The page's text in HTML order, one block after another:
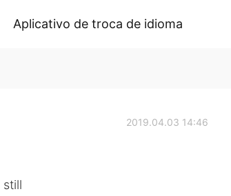
Aplicativo de troca de idioma
2019.04.03 14:46
still